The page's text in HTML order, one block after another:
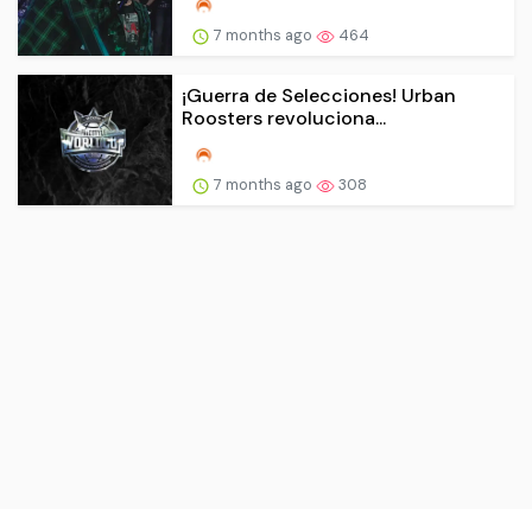
7 months ago 464
¡Guerra de Selecciones! Urban
Roosters revoluciona...
7 months ago 308